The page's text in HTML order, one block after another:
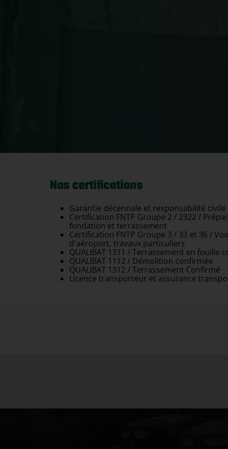
Nos certifications
Garantie décennale et responsabilité civile
Certification FNTP Groupe 2 / 2322 /
fondation et terrassement
Certification FNTP Groupe 3 / 33 et 36 /
d'aéroport, travaux particuliers
QUALIBAT 1311 / Terrassement en fouille
QUALIBAT 1112 / Démolition confirmée
QUALIBAT 1312 / Terrassement Confirmé
Licence transporteur et assurance